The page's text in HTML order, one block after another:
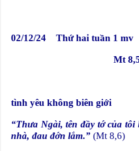
02/12/24 Thứ hai tuần 1 mv
Mt 8,5-
tình yêu không biên giới
“Thưa Ngài, tên đầy tớ của tôi
nhà, đau đớn lắm.”(Mt 8,6)